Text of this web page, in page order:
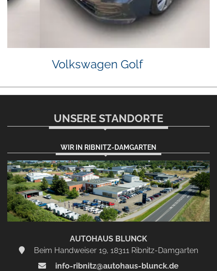
Volkswagen Golf
UNSERE STANDORTE
WIR IN RIBNITZ-DAMGARTEN
AUTOHAUS BLUNCK
Beim Handweiser 19, 18311 Ribnitz-Damgarten
info-ribnitz@autohaus-blunck.de